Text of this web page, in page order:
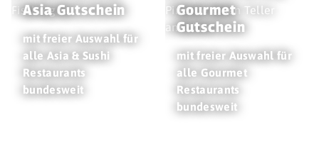
Asia Gutschein
mit freier Auswahl für
alle Asia & Sushi
Restaurants
bundesweit
Gourmet
Gutschein
mit freier Auswahl für
alle Gourmet
Restaurants
bundesweit